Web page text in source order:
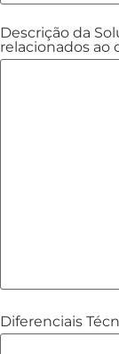
Descrição da
relacionados ao
Diferenciais